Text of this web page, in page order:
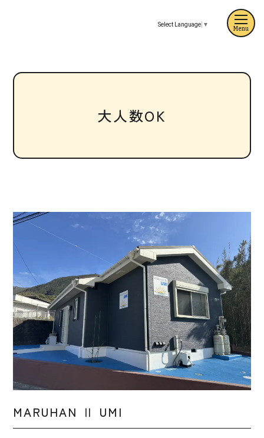
Select Language ▼
大人数OK
MARUHAN Ⅱ UMI
Menu